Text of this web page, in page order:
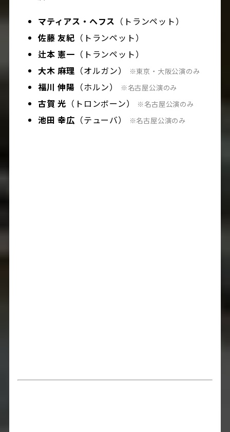
マティアス・ヘフス （トランペット）
佐藤 友紀 （トランペット）
辻本 憲一 （トランペット）
大木 麻理 （オルガン） ※東京・大阪公演のみ
福川 伸陽 （ホルン） ※名古屋公演のみ
古賀 光 （トロンボーン） ※名古屋公演のみ
池田 幸広 （テューバ） ※名古屋公演のみ